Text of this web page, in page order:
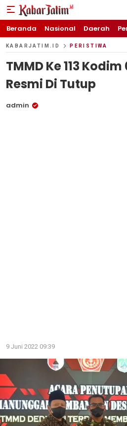
KABARJATIM.id
Kabar Jawa timuran
Beranda Nasional Daerah
KABARJATIM.ID PERISTIWA
TMMD Ke 113
Resmi Di Tutup
admin
9 Juni 2022 09:39